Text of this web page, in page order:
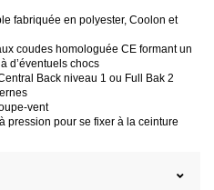
fabriquée en polyester, Coolon et
coudes homologuée CE formant un
d’éventuels chocs
Back niveau 1 ou Full Bak 2
vent
pression pour se fixer à la ceinture